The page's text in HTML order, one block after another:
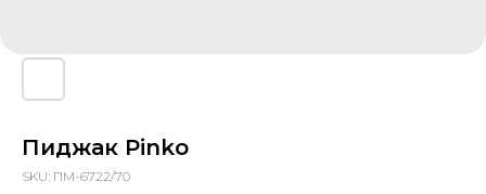
Пиджак Pinko
SKU: ПМ-6722/70